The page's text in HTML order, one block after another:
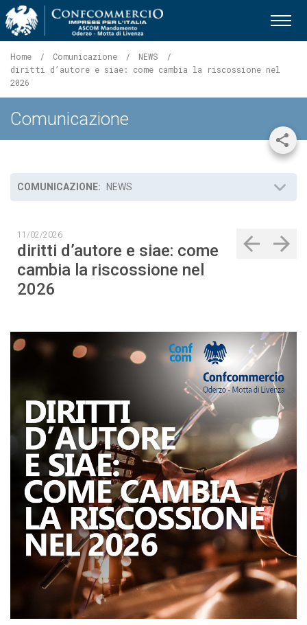
Home Comunicazione
NEWS
Pagina
corrente:
diritti d’autore e siae: come cambia la riscossione nel
2026
Comunicazione
COMUNICAZIONE: NEWS
11/02/2026
diritti d’autore e siae: come
cambia la riscossione nel
2026